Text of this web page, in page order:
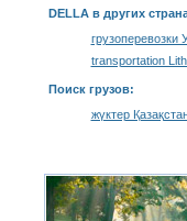
DELLA в других
грузоперевозки
transportation
Поиск грузов:
жүктер